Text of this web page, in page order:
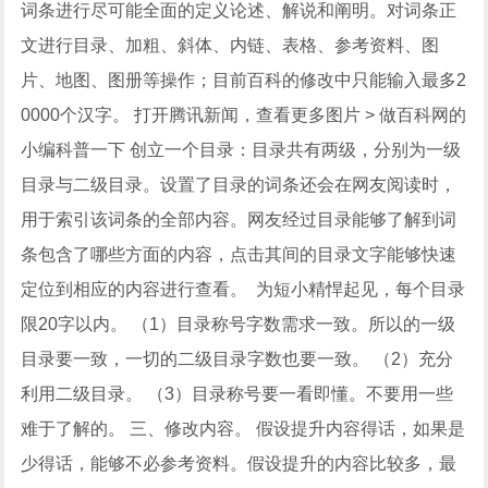
词条进行尽可能全面的定义论述、解说和阐明。对词条正
文进行目录、加粗、斜体、内链、表格、参考资料、图
片、地图、图册等操作；目前百科的修改中只能输入最多2
0000个汉字。 打开腾讯新闻，查看更多图片 > 做百科网的
小编科普一下 创立一个目录：目录共有两级，分别为一级
目录与二级目录。设置了目录的词条还会在网友阅读时，
用于索引该词条的全部内容。网友经过目录能够了解到词
条包含了哪些方面的内容，点击其间的目录文字能够快速
定位到相应的内容进行查看。 为短小精悍起见，每个目录
限20字以内。 （1）目录称号字数需求一致。所以的一级
目录要一致，一切的二级目录字数也要一致。 （2）充分
利用二级目录。 （3）目录称号要一看即懂。不要用一些
难于了解的。 三、修改内容。 假设提升内容得话，如果是
少得话，能够不必参考资料。假设提升的内容比较多，最